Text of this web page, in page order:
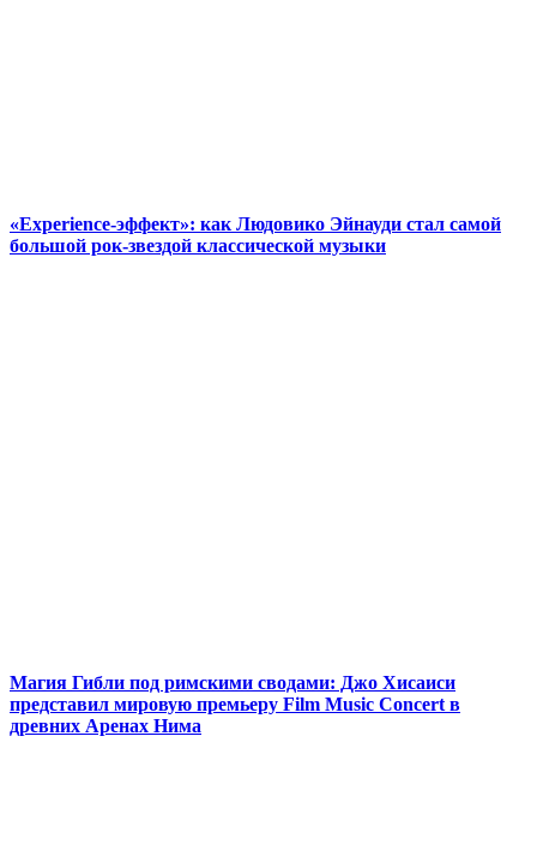
«Experience-эффект»: как Людовико Эйнауди стал самой
большой рок-звездой классической музыки
Магия Гибли под римскими сводами: Джо Хисаиси
представил мировую премьеру Film Music Concert в
древних Аренах Нима